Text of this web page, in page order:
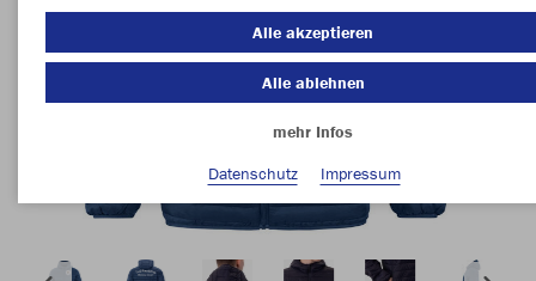
Alle akzeptieren
Alle ablehnen
mehr Infos
Datenschutz
Impressum